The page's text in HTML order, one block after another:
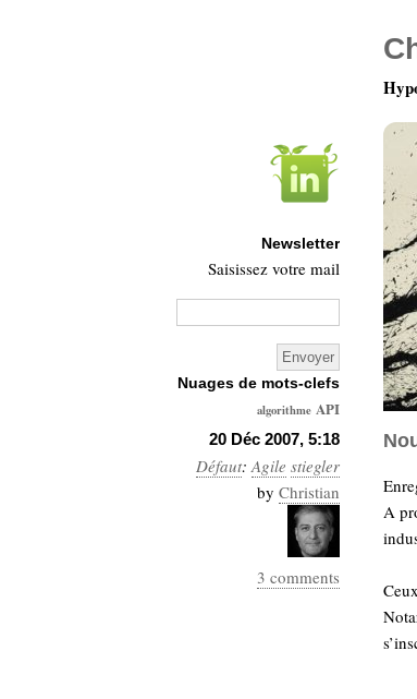
20 Déc 2007, 5:18
Défaut:Agile stiegler
by Christian
3 comments
A
Newsletter
Saisissez votre mail
Nuages de mots-clefs
algorithme API
Architecture
Ars-
Industrialis
business_model
cinéma